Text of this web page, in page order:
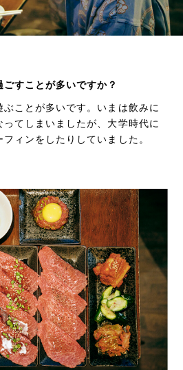
すことが多いですか？
ことが多いです。いまは飲みに
てしまいましたが、大学時代に
ィンをしたりしていました。